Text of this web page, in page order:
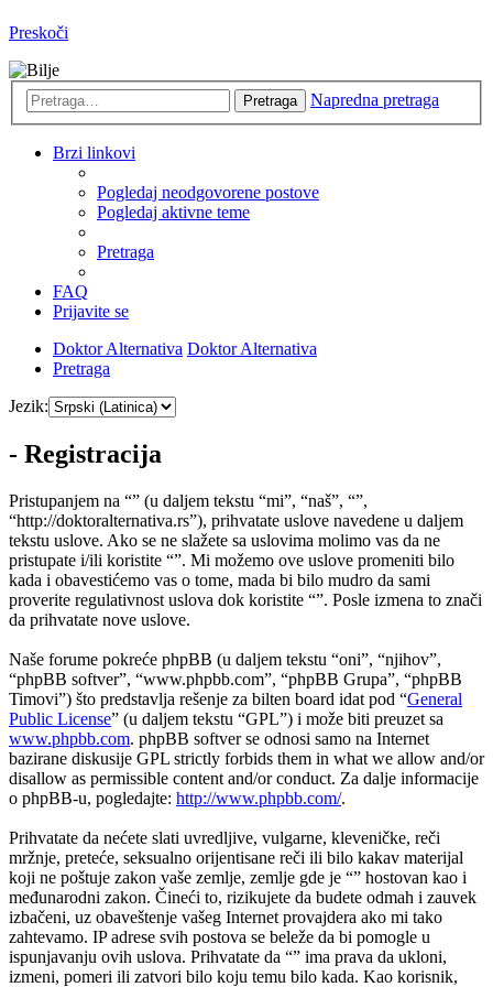
Preskoči
Pretraga Napredna pretraga
Brzi linkovi
Pogledaj neodgovorene postove
Pogledaj aktivne teme
Pretraga
FAQ
Prijavite se
Doktor Alternativa Doktor Alternativa
Pretraga
Jezik:
- Registracija
Pristupanjem na “” (u daljem tekstu “mi”, “naš”, “”,
“http://doktoralternativa.rs”), prihvatate uslove navedene u daljem
tekstu uslove. Ako se ne slažete sa uslovima molimo vas da ne
pristupate i/ili koristite “”. Mi možemo ove uslove promeniti bilo
kada i obavestićemo vas o tome, mada bi bilo mudro da sami
proverite regulativnost uslova dok koristite “”. Posle izmena to znači
da prihvatate nove uslove.
Naše forume pokreće phpBB (u daljem tekstu “oni”, “njihov”,
“phpBB softver”, “www.phpbb.com”, “phpBB Grupa”, “phpBB
Timovi”) što predstavlja rešenje za bilten board idat pod “General
Public License” (u daljem tekstu “GPL”) i može biti preuzet sa
www.phpbb.com. phpBB softver se odnosi samo na Internet
bazirane diskusije GPL strictly forbids them in what we allow and/or
disallow as permissible content and/or conduct. Za dalje informacije
o phpBB-u, pogledajte: http://www.phpbb.com/.
Prihvatate da nećete slati uvredljive, vulgarne, kleveničke, reči
mržnje, preteće, seksualno orijentisane reči ili bilo kakav materijal
koji ne poštuje zakon vaše zemlje, zemlje gde je “” hostovan kao i
međunarodni zakon. Čineći to, rizikujete da budete odmah i zauvek
izbačeni, uz obaveštenje vašeg Internet provajdera ako mi tako
zahtevamo. IP adrese svih postova se beleže da bi pomogle u
ispunjavanju ovih uslova. Prihvatate da “” ima prava da ukloni,
izmeni, pomeri ili zatvori bilo koju temu bilo kada. Kao korisnik,